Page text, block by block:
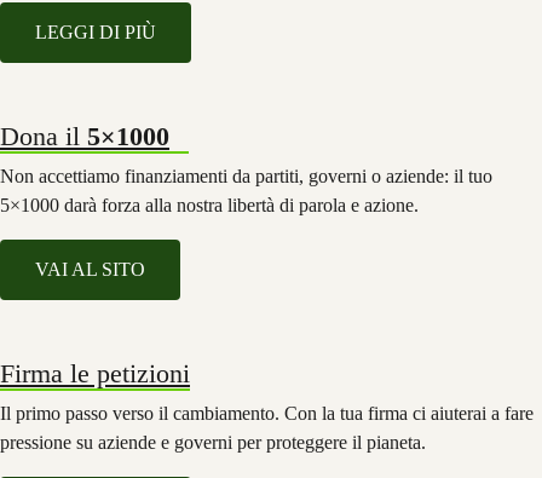
LEGGI DI PIÙ
Dona il 5×1000
Non accettiamo finanziamenti da partiti, governi o aziende: il tuo
5×1000 darà forza alla nostra libertà di parola e azione.
VAI AL SITO
Firma le petizioni
Il primo passo verso il cambiamento. Con la tua firma ci aiuterai a fare
pressione su aziende e governi per proteggere il pianeta.